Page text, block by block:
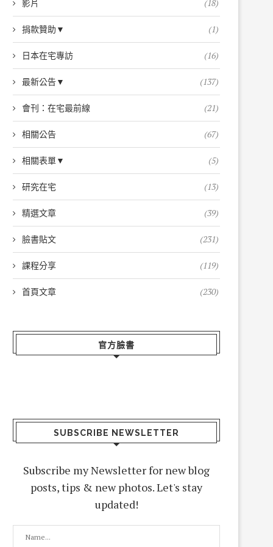
影片 (18)
捐款贊助▼ (1)
日本在宅專訪 (16)
最新公告▼ (137)
會刊：在宅最前線 (21)
相關公告 (67)
相關表單▼ (5)
研究在宅 (13)
精選文章 (39)
臉書貼文 (231)
課程分享 (119)
首頁文章 (230)
官方臉書
SUBSCRIBE NEWSLETTER
Subscribe my Newsletter for new blog
posts, tips & new photos. Let's stay
updated!